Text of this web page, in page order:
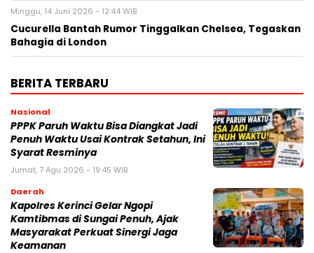
Minggu, 14 Juni 2026 - 12:44 WIB
Cucurella Bantah Rumor Tinggalkan Chelsea, Tegaskan
Bahagia di London
BERITA TERBARU
Nasional
PPPK Paruh Waktu Bisa Diangkat Jadi
Penuh Waktu Usai Kontrak Setahun, Ini
Syarat Resminya
Jumat, 7 Agu 2026 - 19:45 WIB
Daerah
Kapolres Kerinci Gelar Ngopi
Kamtibmas di Sungai Penuh, Ajak
Masyarakat Perkuat Sinergi Jaga
Keamanan